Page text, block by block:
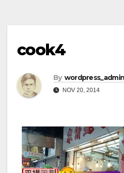
cook4
By wordpress_admin
NOV 20, 2014